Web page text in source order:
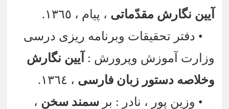
آیین نگارش مقدّماتی ، پیام ، ١٣٦٥.
• دفتر تحقیقات وبرنامه ریزی درسی
وزارت آموزش وپرورش : آیین نگارش
وخلاصه دستور زبان فارسی ، ١٣٦٤.
• وزین پور ، نادر : برسمند سخن ،